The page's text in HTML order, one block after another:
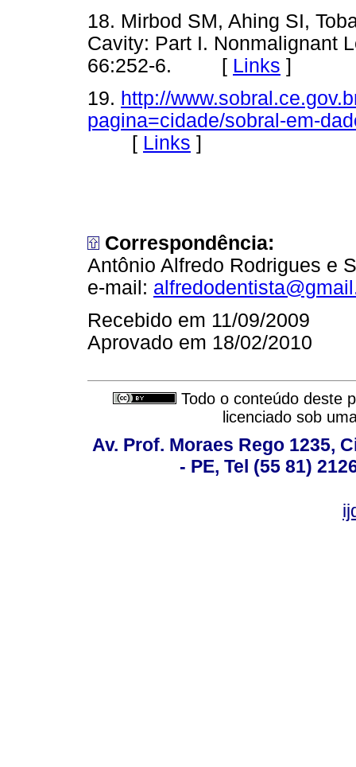
18. Mirbod SM, Ahing SI,
Cavity: Part I. Nonmalignant
66:252-6. [ Links ]
19. http://
pagina=cidade/sobral-em-
[ Links ]
Correspondência:
Antônio Alfredo Rodrigues e
e-mail:
Recebido em 11/09/2009
Aprovado em 18/02/2010
Todo o conteúdo deste
licenciado sob
Av. Prof. Moraes Rego 1235,
- PE, Tel (55 81)